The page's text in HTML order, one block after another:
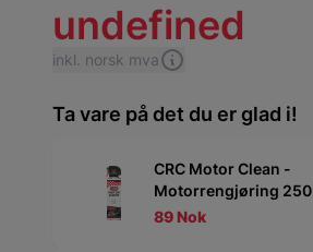
undefined
inkl. norsk mva
Ta vare på det du er glad i!
CRC Motor Clean -
Motorrengjøring 250
ml
89 Nok